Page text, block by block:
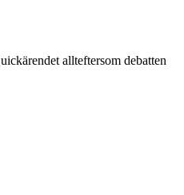
allteftersom debatten